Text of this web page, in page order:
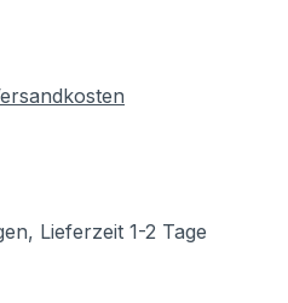
Lieferzeit 1-2 Tage